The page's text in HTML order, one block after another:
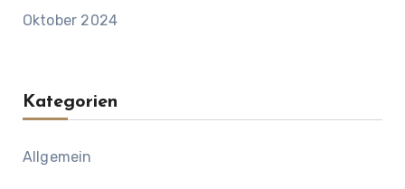
Oktober 2024
Kategorien
Allgemein